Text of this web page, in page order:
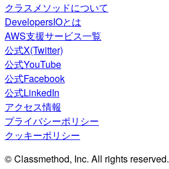
クラスメソッドについて
DevelopersIOとは
AWS支援サービス一覧
公式X(Twitter)
公式YouTube
公式Facebook
公式LinkedIn
アクセス情報
プライバシーポリシー
クッキーポリシー
© Classmethod, Inc. All rights reserved.